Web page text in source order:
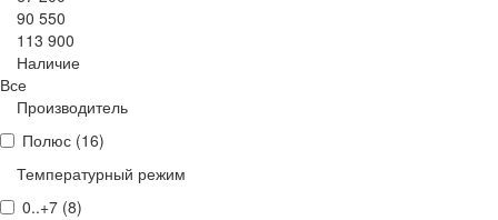
90 550
113 900
Наличие
Все
Производитель
Полюс (16)
Температурный режим
0..+7 (8)